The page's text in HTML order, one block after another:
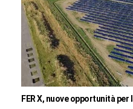
FER X, nuove opportunità per